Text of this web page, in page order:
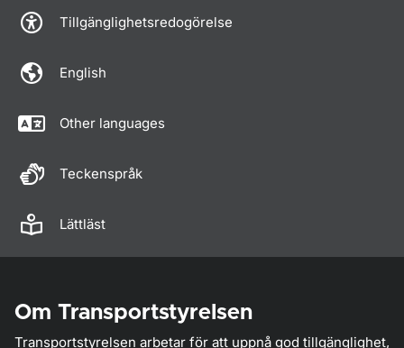
Tillgänglighetsredogörelse
English
Other languages
Teckenspråk
Lättläst
Om Transportstyrelsen
Transportstyrelsen arbetar för att uppnå god tillgänglighet,